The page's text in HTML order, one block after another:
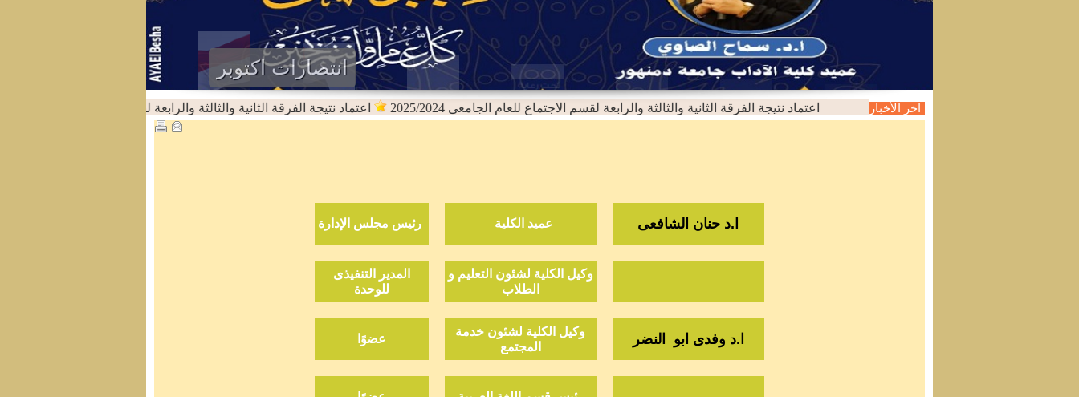
انتصارات اكتوبر
اخر الأخبار اعتماد نتيجة الفرقة الثانية والثالثة والرابعة لقسم الاجتماع للعام الجامعى 2025/2024 اعتماد نتيجة الفرقة الثانية والثالثة والرابعة لقسم اللغة الانجليزية للعام الجامعى
عميد الكلية ا.د حنان الشافعى
المدير التنفيذى
للوحدة
وكيل الكلية لشئون التعليم و
الطلاب
عضوًا
وكيل الكلية لشئون خدمة
المجتمع
ا.د وفدى ابو النضر